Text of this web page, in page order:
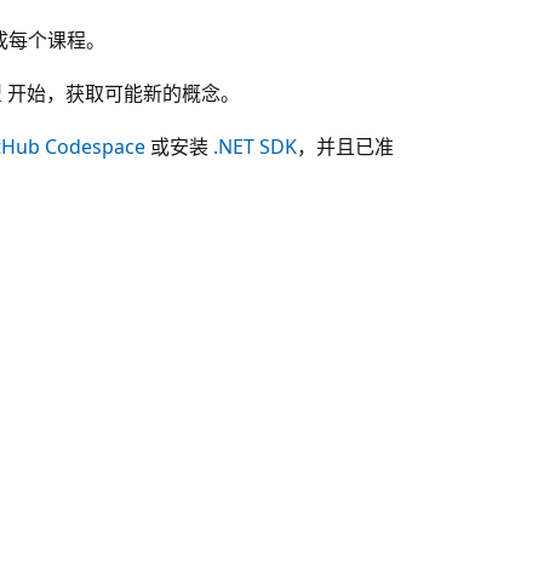
个课程。
开始，获取可能新的概念。
Codespace 或安装 .NET SDK，并且已准